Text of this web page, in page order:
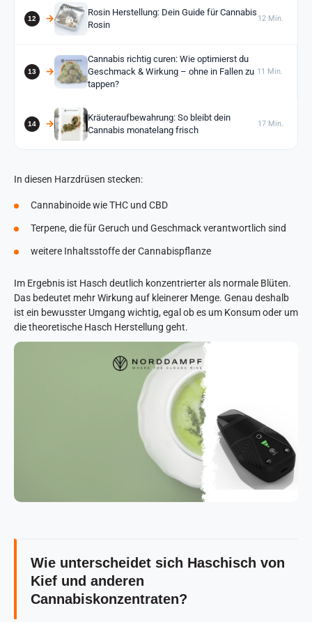
Rosin Herstellung: Dein Guide für Cannabis
Rosin
12 Min.
Cannabis richtig curen: Wie optimierst du
Geschmack & Wirkung – ohne in Fallen zu
tappen?
11 Min.
Kräuteraufbewahrung: So bleibt dein
Cannabis monatelang frisch
17 Min.
In diesen Harzdrüsen stecken:
Cannabinoide wie THC und CBD
Terpene, die für Geruch und Geschmack verantwortlich sind
weitere Inhaltsstoffe der Cannabispflanze
Im Ergebnis ist Hasch deutlich konzentrierter als normale Blüten.
Das bedeutet mehr Wirkung auf kleinerer Menge. Genau deshalb
ist ein bewusster Umgang wichtig, egal ob es um Konsum oder um
die theoretische Hasch Herstellung geht.
Wie unterscheidet sich Haschisch von
Kief und anderen
Cannabiskonzentraten?